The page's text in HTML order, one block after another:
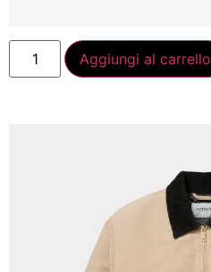
Aggiungi al carrello